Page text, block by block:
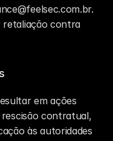
retaliação contra
em ações
rescisão contratual,
às autoridades